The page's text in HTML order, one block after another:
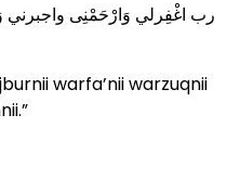
رب اغْفِرلي وَارْحَمْنِى واجبرني
warfa’nii warzuqnii